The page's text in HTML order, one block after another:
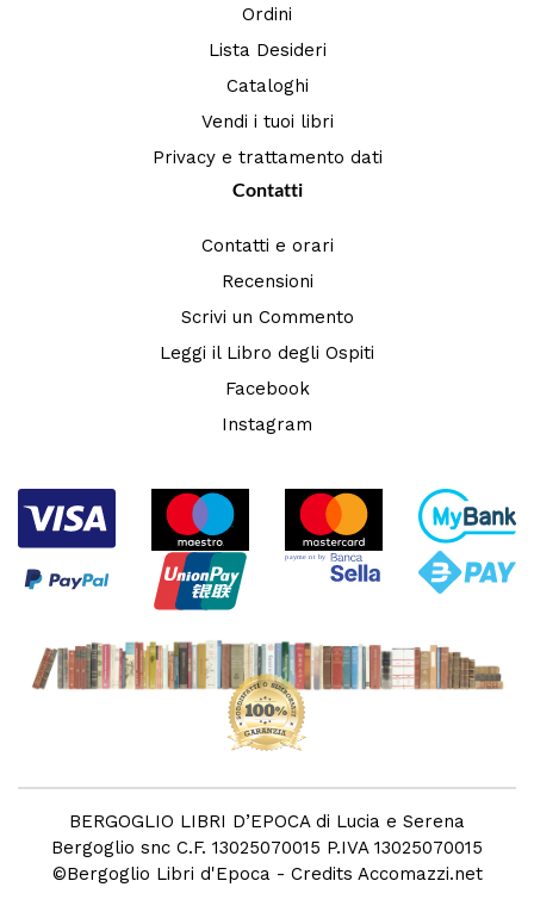
Ordini
Lista Desideri
Cataloghi
Vendi i tuoi libri
Privacy e trattamento dati
Contatti
Contatti e orari
Recensioni
Scrivi un Commento
Leggi il Libro degli Ospiti
Facebook
Instagram
BERGOGLIO LIBRI D’EPOCA di Lucia e Serena
Bergoglio snc C.F. 13025070015 P.IVA 13025070015
©Bergoglio Libri d'Epoca - Credits Accomazzi.net